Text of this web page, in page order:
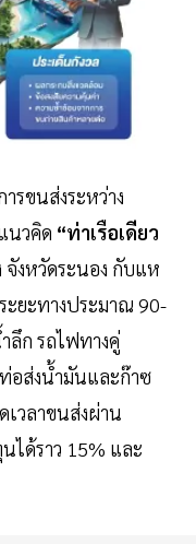
รขนส่งระหว่าง
นวคิด “ท่าเรือเดียว
จังหวัดระนอง กับแห
ะยะทางประมาณ 90-
ลึก รถไฟทางคู่
ท่อส่งน้ำมันและก๊าซ
เวลาขนส่งผ่าน
ได้ราว 15% และ